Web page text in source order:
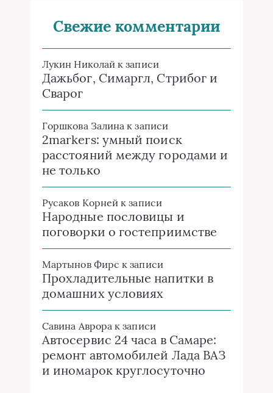
Свежие комментарии
Лукин Николай к записи
Дажьбог, Симаргл, Стрибог и
Сварог
Горшкова Залина к записи
2markers: умный поиск
расстояний между городами и
не только
Русаков Корней к записи
Народные пословицы и
поговорки о гостеприимстве
Мартынов Фирс к записи
Прохладительные напитки в
домашних условиях
Савина Аврора к записи
Автосервис 24 часа в Самаре:
ремонт автомобилей Лада ВАЗ
и иномарок круглосуточно